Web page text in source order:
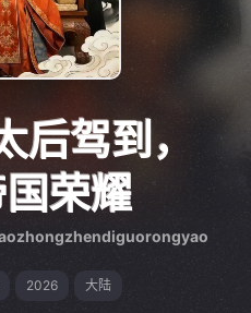
后驾到，
荣耀
2026 大陆